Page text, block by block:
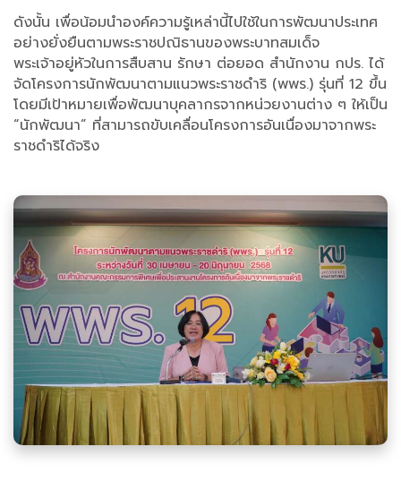
ดังนั้น เพื่อน้อมนำองค์ความรู้เหล่านี้ไปใช้ในการพัฒนาประเทศ
อย่างยั่งยืนตามพระราชปณิธานของพระบาทสมเด็จ
พระเจ้าอยู่หัวในการสืบสาน รักษา ต่อยอด สำนักงาน กปร. ได้
จัดโครงการนักพัฒนาตามแนวพระราชดำริ (พพร.) รุ่นที่ 12 ขึ้น
โดยมีเป้าหมายเพื่อพัฒนาบุคลากรจากหน่วยงานต่าง ๆ ให้เป็น
“นักพัฒนา” ที่สามารถขับเคลื่อนโครงการอันเนื่องมาจากพระ
ราชดำริได้จริง